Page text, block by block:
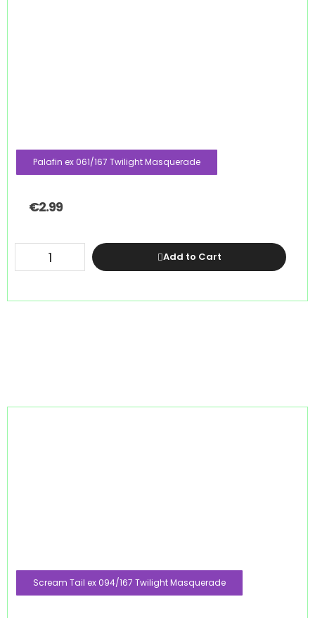
Palafin ex 061/167 Twilight Masquerade
€2.99
Add to Cart
Scream Tail ex 094/167 Twilight Masquerade